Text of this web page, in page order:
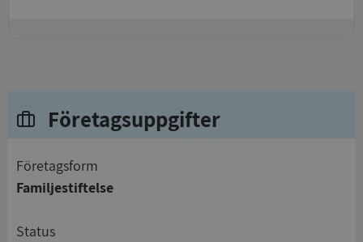
Företagsuppgifter
företagsform
Familjestiftelse
status